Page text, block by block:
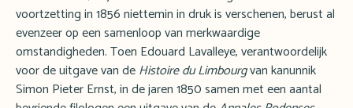
voortzetting in 1856 niettemin in druk is verschenen, berust al
evenzeer op een samenloop van merkwaardige
omstandigheden. Toen Edouard Lavalleye, verantwoordelijk
voor de uitgave van deHistoire du Limbourgvan kanunnik
Simon Pieter Ernst, in de jaren 1850 samen met een aantal